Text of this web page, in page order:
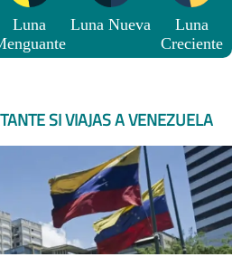
Luna
Luna Nueva
Luna
Creciente
SI VIAJAS A VENEZUELA